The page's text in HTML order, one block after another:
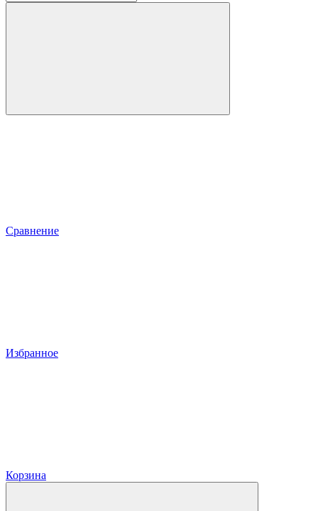
Сравнение
Избранное
Корзина